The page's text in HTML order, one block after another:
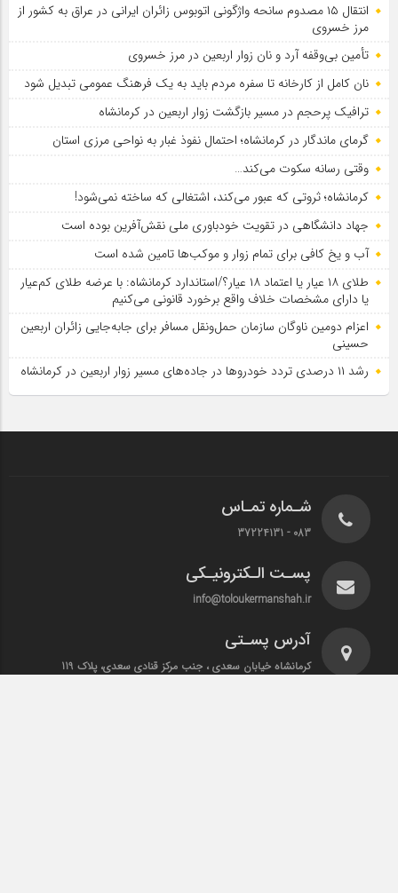
انتقال ۱۵ مصدوم سانحه واژگونی اتوبوس زائران ایرانی در عراق به کشور از
مرز خسروی
تأمین بی‌وقفه آرد و نان زوار اربعین در مرز خسروی
نان کامل از کارخانه تا سفره مردم باید به یک فرهنگ عمومی تبدیل شود
ترافیک پرحجم در مسیر بازگشت زوار اربعین در کرمانشاه
گرمای ماندگار در کرمانشاه؛ احتمال نفوذ غبار به نواحی مرزی استان
وقتی رسانه سکوت می‌کند…
کرمانشاه؛ ثروتی که عبور می‌کند، اشتغالی که ساخته نمی‌شود!
جهاد دانشگاهی در تقویت خودباوری ملی نقش‌آفرین بوده است
آب و یخ کافی برای تمام زوار و موکب‌ها تامین شده است
طلای ۱۸ عیار یا اعتماد ۱۸ عیار؟/استاندارد کرمانشاه: با عرضه طلای کم‌عیار
یا دارای مشخصات خلاف واقع برخورد قانونی می‌کنیم
اعزام دومین ناوگان سازمان حمل‌ونقل مسافر برای جابه‌جایی زائران اربعین
حسینی
رشد ۱۱ درصدی تردد خودروها در جاده‌های مسیر زوار اربعین در کرمانشاه
شـماره تمـاس
083 - 37224131
پسـت الـکترونیـکی
info@toloukermanshah.ir
آدرس پسـتی
کرمانشاه خیابان سعدی ، جنب مرکز قنادی سعدی، پلاک 119